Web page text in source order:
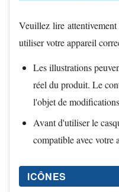
Veuillez lire
utiliser votre appareil
Les illustrations
réel du produit. Le
l'objet de
Avant d'utiliser le
compatible avec votre
ICÔNES